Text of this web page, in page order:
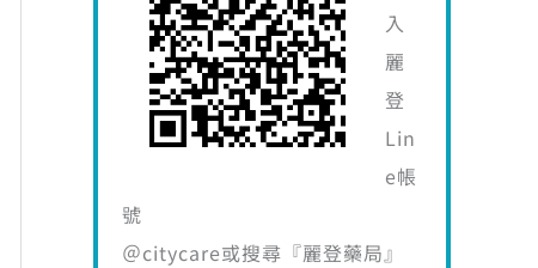
入
麗
登
Lin
e帳
號
＠citycare或搜尋『麗登藥局』